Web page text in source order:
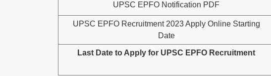
UPSC EPFO Notification PDF
UPSC EPFO Recruitment 2023 Apply Online Starting
Date
Last Date to Apply for UPSC EPFO Recruitment